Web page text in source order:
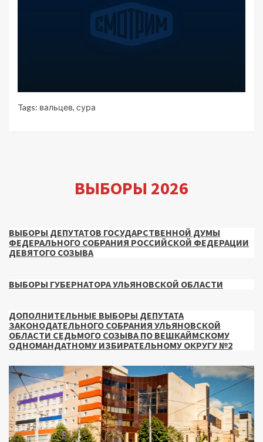
Tags: вальцев, сура
ВЫБОРЫ 2026
ВЫБОРЫ ДЕПУТАТОВ ГОСУДАРСТВЕННОЙ ДУМЫ
ФЕДЕРАЛЬНОГО СОБРАНИЯ РОССИЙСКОЙ ФЕДЕРАЦИИ
ДЕВЯТОГО СОЗЫВА
ВЫБОРЫ ГУБЕРНАТОРА УЛЬЯНОВСКОЙ ОБЛАСТИ
ДОПОЛНИТЕЛЬНЫЕ ВЫБОРЫ ДЕПУТАТА
ЗАКОНОДАТЕЛЬНОГО СОБРАНИЯ УЛЬЯНОВСКОЙ
ОБЛАСТИ СЕДЬМОГО СОЗЫВА ПО ВЕШКАЙМСКОМУ
ОДНОМАНДАТНОМУ ИЗБИРАТЕЛЬНОМУ ОКРУГУ №2